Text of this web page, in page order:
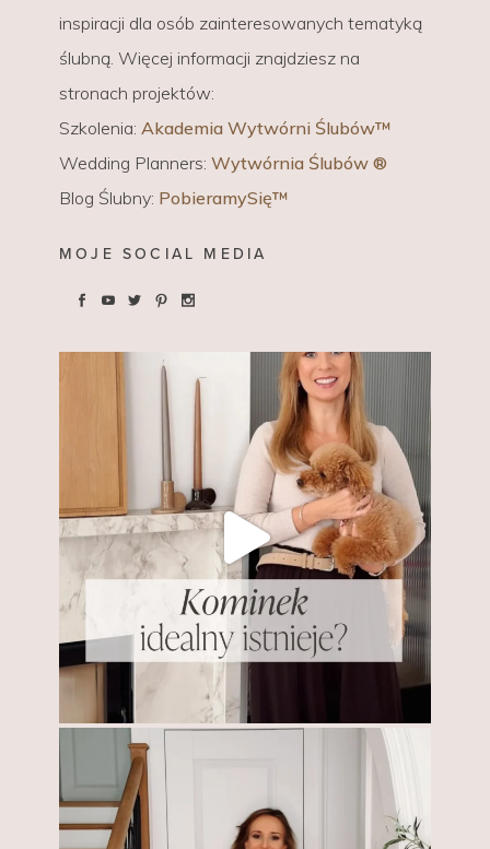
inspiracji dla osób zainteresowanych tematyką
ślubną. Więcej informacji znajdziesz na
stronach projektów:
Szkolenia: Akademia Wytwórni Ślubów™
Wedding Planners: Wytwórnia Ślubów ®
Blog Ślubny: PobieramySię™
MOJE SOCIAL MEDIA